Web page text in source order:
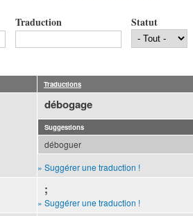
Traduction Statut
Traductions
débogage
Suggestions
déboguer
» Suggérer une traduction !
;
» Suggérer une traduction !